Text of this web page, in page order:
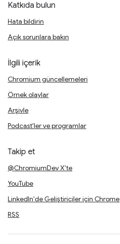
Katkıda bulun
Hata bildirin
Açık sorunlara bakın
İlgili içerik
Chromium güncellemeleri
Örnek olaylar
Arşivle
Podcast'ler ve programlar
Takip et
@ChromiumDev X'te
YouTube
LinkedIn'de Geliştiriciler için Chrome
RSS